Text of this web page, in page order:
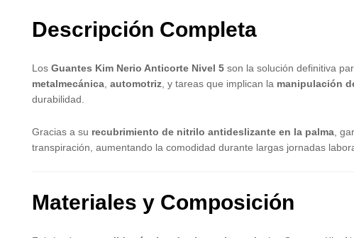
Descripción Completa
Los Guantes Kim Nerio Anticorte Nivel 5 son la solución definitiva
metalmecánica automotriz , y tareas que implican la manipulación
durabilidad.
Gracias a su recubrimiento de nitrilo antideslizante en la palma ,
transpiración, aumentando la comodidad durante largas jornadas
Materiales y Composición